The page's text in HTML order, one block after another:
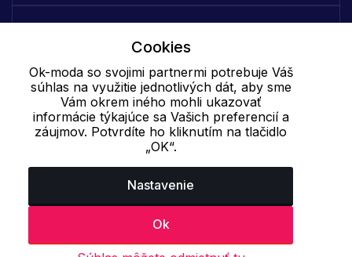
Offline
+421 277 278 079
Cookie - podrobné nastavenie| Ďalšie informácie|Spracovanie
osobných údajov
Cookies
Ok-moda so svojimi partnermi potrebuje Váš
súhlas na využitie jednotlivých dát, aby sme
Vám okrem iného mohli ukazovať
informácie týkajúce sa Vašich preferencií a
záujmov. Potvrdíte ho kliknutím na tlačidlo
„OK“.
Nastavenie
Ok